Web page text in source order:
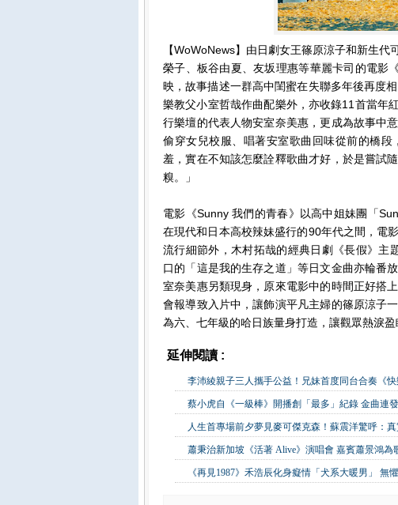
【WoWoNews】由日劇女王篠原涼子和新生
榮子、板谷由夏、友坂理惠等華麗卡司的電影
映，故事描述一群高中閨蜜在失聯多年後再度
樂教父小室哲哉作曲配樂外，亦收錄11首當年
行樂壇的代表人物安室奈美惠，更成為故事中
偷穿女兒校服、唱著安室歌曲回味從前的橋
羞，實在不知該怎麼詮釋歌曲才好，於是嘗試
糗。」
電影《Sunny 我們的青春》以高中姐妹團「
在現代和日本高校辣妹盛行的90年代之間，電
流行細節外，木村拓哉的經典日劇《長假》主
口的「這是我的生存之道」等日文金曲亦輪番
室奈美惠另類現身，原來電影中的時間正好搭
會報導致入片中，讓飾演平凡主婦的篠原涼子
為六、七年級的哈日族量身打造，讓觀眾熱淚盈
延伸閱讀 :
李沛綾親子三人攜手公益！兄妹首度同台合奏《
蔡小虎自《一級棒》開播創「最多」紀錄 金曲連
人生首專場前夕夢見麥可傑克森！蘇震洋驚呼：
蕭秉治新加坡《活著 Alive》演唱會 嘉賓蕭景鴻為
《再見1987》禾浩辰化身癡情「犬系大暖男」 無